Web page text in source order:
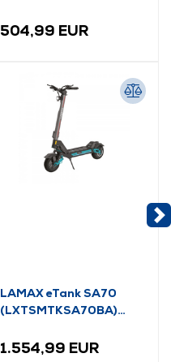
504,99 EUR
LAMAX eTank SA70
(LXTSMTKSA70BA)
1.554,99 EUR